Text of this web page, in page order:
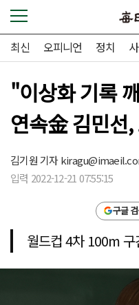
최신 오피니언 정치
"이상화 기록
연속金 김민선
김기원 기자
입력 2022-12-21 07:55:15
구글
월드컵 4차 100m